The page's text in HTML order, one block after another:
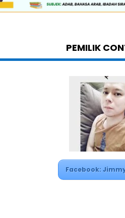
PEMILIK
Facebook: